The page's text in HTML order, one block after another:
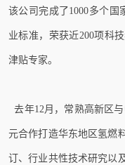
该公司完成了1000多个国
业标准，荣获近200项科
津贴专家。
去年12月，常熟高新区
元合作打造华东地区氢燃
订、行业共性技术研究以